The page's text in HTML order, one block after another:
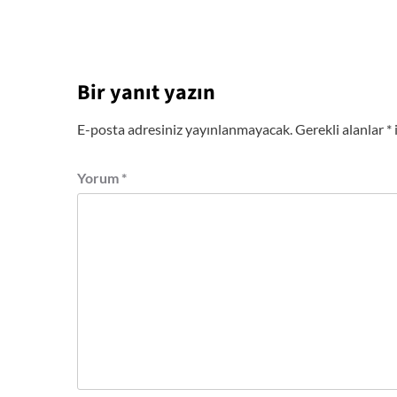
Bir yanıt yazın
E-posta adresiniz yayınlanmayacak.Gerekli alanlar *
Yorum *